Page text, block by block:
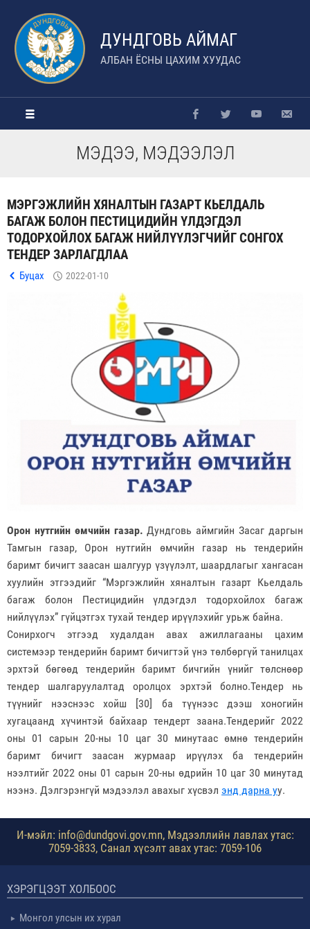
ДУНДГОВЬ АЙМАГ
АЛБАН ЁСНЫ ЦАХИМ ХУУДАС
МЭДЭЭ, МЭДЭЭЛЭЛ
МЭРГЭЖЛИЙН ХЯНАЛТЫН ГАЗАРТ КЬЕЛДАЛЬ
БАГАЖ БОЛОН ПЕСТИЦИДИЙН ҮЛДЭГДЭЛ
ТОДОРХОЙЛОХ БАГАЖ НИЙЛҮҮЛЭГЧИЙГ СОНГОХ
ТЕНДЕР ЗАРЛАГДЛАА
Буцах 2022-01-10
Орон нутгийн өмчийн газар. Дундговь аймгийн Засаг даргын
Тамгын газар, Орон нутгийн өмчийн газар нь тендерийн
баримт бичигт заасан шалгуур үзүүлэлт, шаардлагыг хангасан
хуулийн этгээдийг “Мэргэжлийн хяналтын газарт Кьелдаль
багаж болон Пестицидийн үлдэгдэл тодорхойлох багаж
нийлүүлэх” гүйцэтгэх тухай тендер ирүүлэхийг урьж байна.
Сонирхогч этгээд худалдан авах ажиллагааны цахим
системээр тендерийн баримт бичигтэй үнэ төлбөргүй танилцах
эрхтэй бөгөөд тендерийн баримт бичгийн үнийг төлснөөр
тендер шалгаруулалтад оролцох эрхтэй болно.Тендер нь
түүнийг нээснээс хойш [30] ба түүнээс дээш хоногийн
хугацаанд хүчинтэй байхаар тендерт заана.Тендерийг 2022
оны 01 сарын 20-ны 10 цаг 30 минутаас өмнө тендерийн
баримт бичигт заасан журмаар ирүүлэх ба тендерийн
нээлтийг 2022 оны 01 сарын 20-ны өдрийн 10 цаг 30 минутад
нээнэ. Дэлгэрэнгүй мэдээлэл авахыг хүсвэл энд дарна уу.
И-мэйл: info@dundgovi.gov.mn, Мэдээллийн лавлах утас:
7059-3833, Санал хүсэлт авах утас: 7059-106
ХЭРЭГЦЭЭТ ХОЛБООС
Монгол улсын их хурал